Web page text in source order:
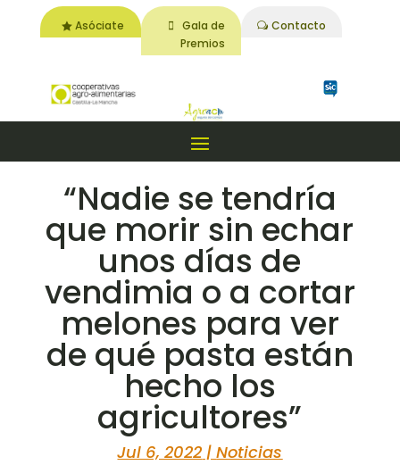
Asóciate
Gala de
Premios
Contacto
“Nadie se tendría
que morir sin echar
unos días de
vendimia o a cortar
melones para ver
de qué pasta están
hecho los
agricultores”
Jul 6, 2022 |Noticias